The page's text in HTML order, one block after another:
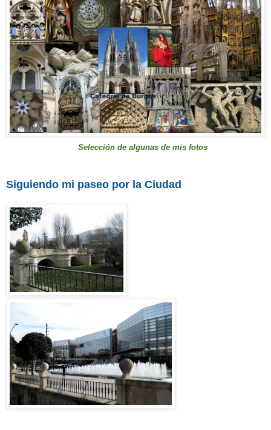
Selección de algunas de mis fotos
Siguiendo mi paseo por la Ciudad